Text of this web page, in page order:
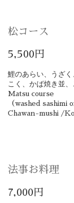
松コース
5,500円
鯉のあらい、うざ
こく、かば焼き並
Matsu course
（washed
Chawan-mushi /
法事お料理
7,000円